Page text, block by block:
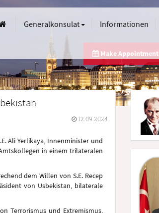
Generalkonsulat Informationen
Make Appointment
12.09.2024
Ali Yerlikaya, Innenminister und
in einem trilateralen
dem Willen von S.E. Recep
von Usbekistan, bilaterale
Terrorismus und Extremismus,